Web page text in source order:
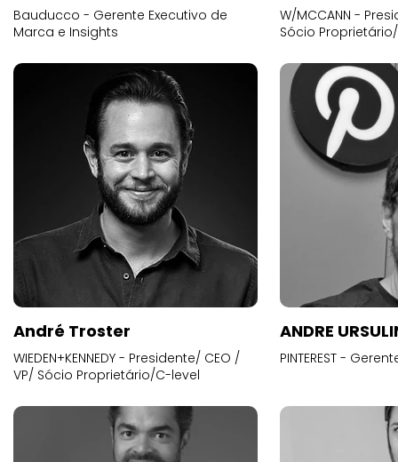
Bauducco - Gerente Executivo de
Marca e Insights
W/MCCANN -
Sócio
André Troster
WIEDEN+KENNEDY - Presidente/ CEO /
VP/ Sócio Proprietário/C-level
ANDRE
PINTEREST -